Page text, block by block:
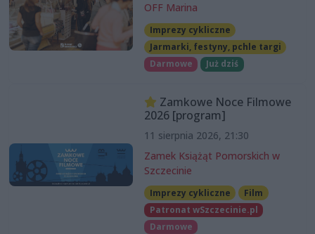
OFF Marina
Imprezy cykliczne
Jarmarki, festyny, pchle targi
Darmowe
Już dziś
Zamkowe Noce Filmowe
2026 [program]
11 sierpnia 2026, 21:30
Zamek Książąt Pomorskich w
Szczecinie
Imprezy cykliczne
Film
Patronat wSzczecinie.pl
Darmowe